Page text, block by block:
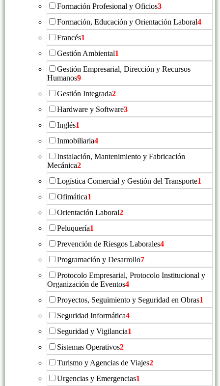
Formación Profesional y Oficios3
Formación, Educación y Orientación Laboral4
Francés1
Gestión Ambiental1
Gestión Empresarial, Dirección y Recursos
Humanos9
Gestión Integrada2
Hardware y Software3
Inglés1
Inmobiliaria4
Instalación, Mantenimiento y Fabricación
Mecánica2
Logística Comercial y Gestión del Transporte1
Ofimática1
Orientación Laboral2
Peluquería1
Prevención de Riesgos Laborales4
Programación y Desarrollo7
Protocolo Empresarial, Protocolo Institucional y
Organización de Eventos4
Proyectos, Seguimiento y Seguridad en Obras1
Seguridad Informática4
Seguridad y Vigilancia1
Sistemas Operativos2
Turismo y Agencias de Viajes2
Urgencias y Emergencias1